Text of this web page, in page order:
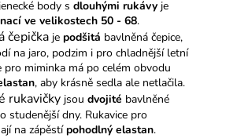
body s dlouhými rukávy je
ve velikostech 50 - 68.
čepička je podšitá bavlněná čepice,
na jaro, podzim i pro chladnější letní
pro miminka má po celém obvodu
, aby krásně sedla ale netlačila.
rukavičky jsou dvojité bavlněné
studenější dny. Rukavice pro
na zápěstípohodlný elastan.